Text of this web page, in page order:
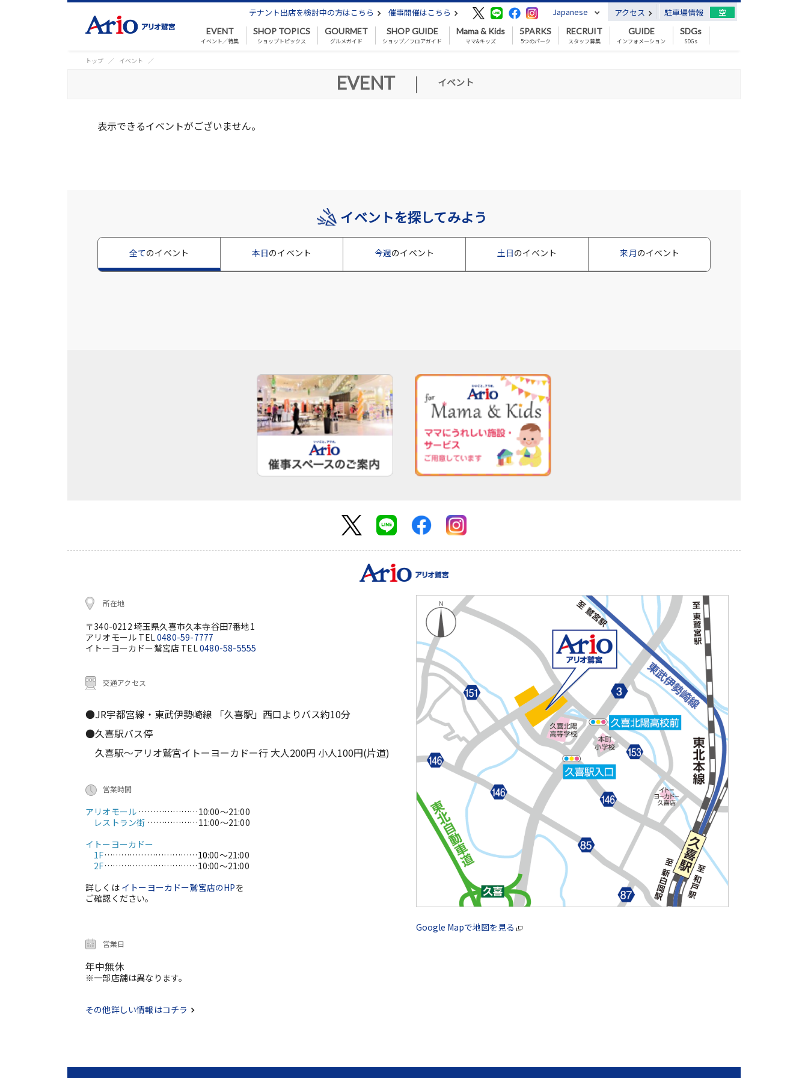
テナント出店を検討中の方はこちら 催事開催はこちら Japanese アクセス 駐車場情報 空
EVENT
イベント／特集
SHOP TOPICS
ショップトピックス
GOURMET
グルメガイド
SHOP GUIDE
ショップ／フロアガイド
Mama & Kids
ママ&キッズ
5PARKS
5つのパーク
RECRUIT
スタッフ募集
GUIDE
インフォメーション
SDGs
SDGs
トップ イベント
EVENT | イベント
表示できるイベントがございません。
イベントを探してみよう
全てのイベント 本日のイベント 今週のイベント 土日のイベント 来月のイベント
所在地
〒340-0212 埼玉県久喜市久本寺谷田7番地1
アリオモール TEL0480-59-7777
イトーヨーカドー鷲宮店 TEL0480-58-5555
交通アクセス
●JR宇都宮線・東武伊勢崎線 「久喜駅」西口よりバス約10分
●久喜駅バス停
久喜駅～アリオ鷲宮イトーヨーカドー行 大人200円 小人100円(片道)
営業時間
アリオモール …………………10:00～21:00
レストラン街 ………………11:00～21:00
イトーヨーカドー
1F……………………………10:00～21:00
2F……………………………10:00～21:00
詳しくは イトーヨーカドー鷲宮店のHPを
ご確認ください。
営業日
年中無休
※一部店舗は異なります。
その他詳しい情報はコチラ
Google Mapで地図を見る